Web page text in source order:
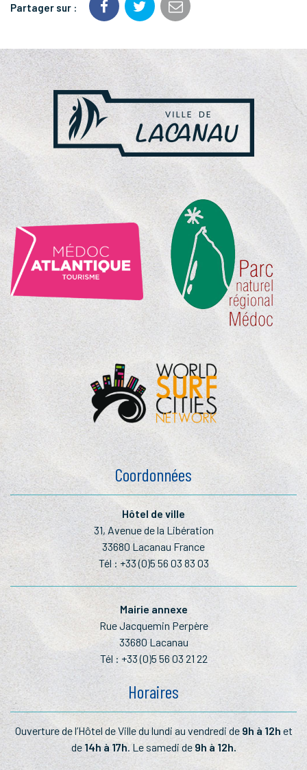
Partager sur :
NOS
PARTENAIRES
Coordonnées
Hôtel de ville
31, Avenue de la Libération
33680 Lacanau France
Tél : +33 (0)5 56 03 83 03
Mairie annexe
Rue Jacquemin Perpère
33680 Lacanau
Tél : +33 (0)5 56 03 21 22
Horaires
Ouverture de l’Hôtel de Ville du lundi au vendredi de 9h à 12h et
de 14h à 17h. Le samedi de 9h à 12h.